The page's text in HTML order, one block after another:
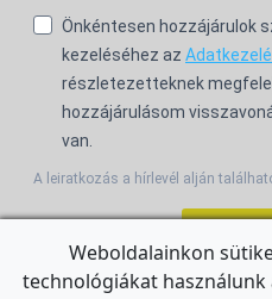
Önkéntesen hozzájárulok
kezeléséhez az
részletezetteknek
hozzájárulásom
van.
A leiratkozás a hírlevél alján
Weboldalainkon
technológiákat